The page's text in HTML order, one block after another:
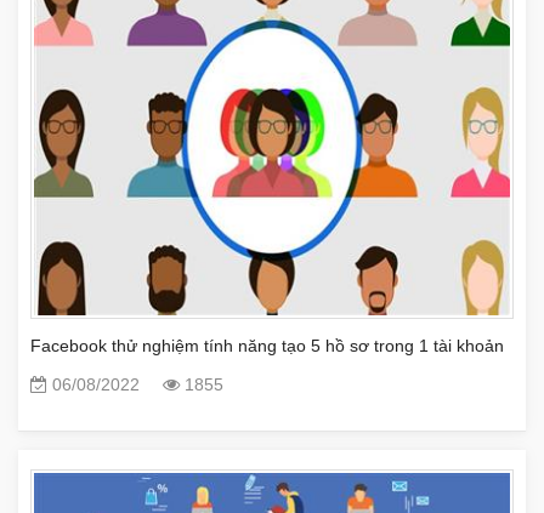
Facebook thử nghiệm tính năng tạo 5 hồ sơ trong 1 tài khoản
06/08/2022
1855